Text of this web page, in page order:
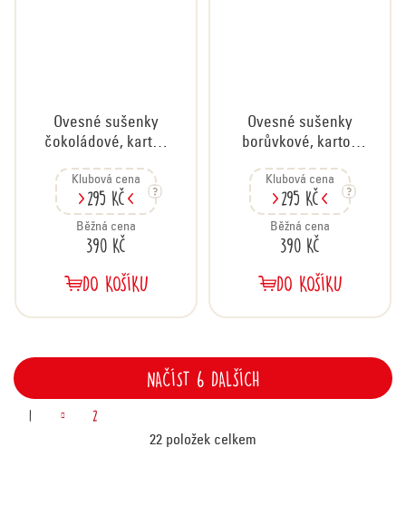
Ovesné sušenky
čokoládové, karton
Klubová cena
295 Kč
Běžná cena
390 Kč
DO KOŠÍKU
Ovesné sušenky
borůvkové, karton
Klubová cena
295 Kč
Běžná cena
390 Kč
DO KOŠÍKU
v
NAČÍST 6 DALŠÍCH
1 2
22 položek celkem